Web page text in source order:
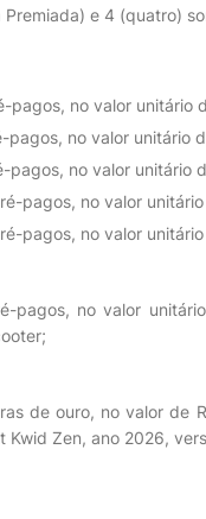
Premiada) e 4 (quatro)
pagos, no valor unitário
pagos, no valor unitário
pagos, no valor unitário
pagos, no valor
pagos, no valor
pagos, no valor
de ouro, no valor de
Kwid Zen, ano 2026,